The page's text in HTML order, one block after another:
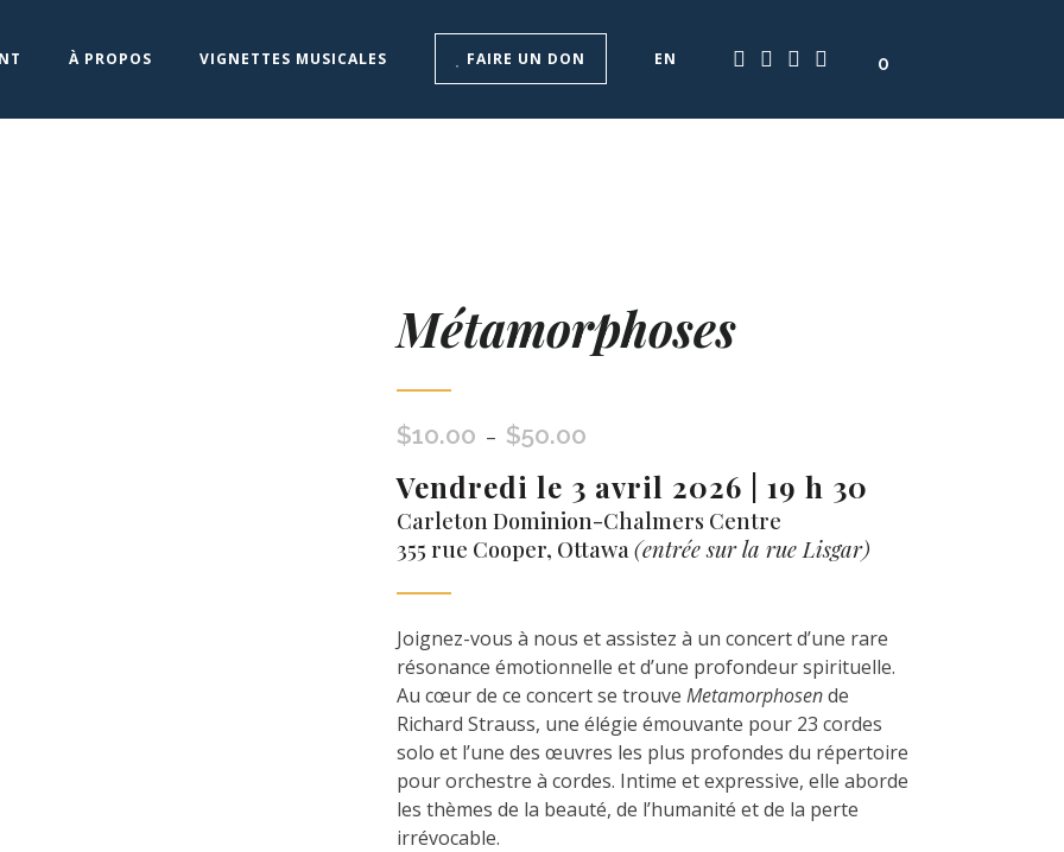
0
À PROPOS VIGNETTES MUSICALES FAIRE UN DON EN
Métamorphoses
$10.00 – $50.00
prix :
$10.00
à
Vendredi le 3 avril 2026 | 19 h 30
Carleton Dominion-Chalmers Centre
355 rue Cooper, Ottawa(entrée sur la rue Lisgar)
Joignez-vous à nous et assistez à un concert d’une rare
résonance émotionnelle et d’une profondeur spirituelle.
Au cœur de ce concert se trouve Metamorphosende
Richard Strauss, une élégie émouvante pour 23 cordes
solo et l’une des œuvres les plus profondes du répertoire
pour orchestre à cordes. Intime et expressive, elle aborde
les thèmes de la beauté, de l’humanité et de la perte
irrévocable.